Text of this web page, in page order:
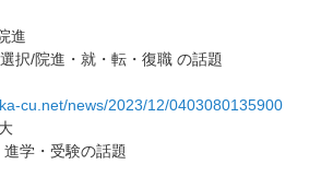
進
択/院進・就・転・復職 の話題
cu.net/news/2023/12/0403080135900
大学 進学・受験の話題